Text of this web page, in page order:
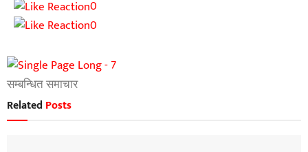
0
0
सम्बन्धित समाचार
Related Posts